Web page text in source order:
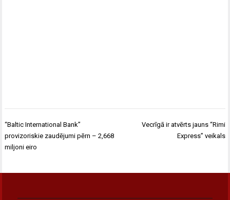
Post
navigation
“Baltic International Bank”
provizoriskie zaudējumi pērn – 2,668
miljoni eiro
Vecrīgā ir atvērts jauns “Rimi
Express” veikals